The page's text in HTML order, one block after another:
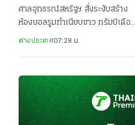
ศาลอุทธรณ์สหรัฐฯ สั่งระงับสร้าง
ห้องบอลรูมทำเนียบขาว ทรัมป์เดือด
จ่อยื่นฎีกา
ต่างประเทศ07:28 น.